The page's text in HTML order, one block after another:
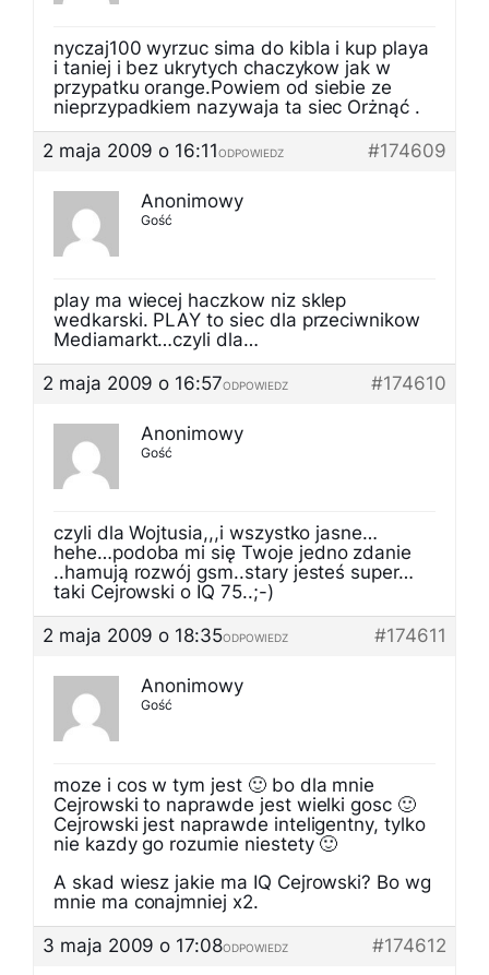
nyczaj100 wyrzuc sima do kibla i kup playa
i taniej i bez ukrytych chaczykow jak w
przypatku orange.Powiem od siebie ze
nieprzypadkiem nazywaja ta siec Orżnąć .
2 maja 2009 o 16:11
#174609
ODPOWIEDZ
Anonimowy
Gość
play ma wiecej haczkow niz sklep
wedkarski. PLAY to siec dla przeciwnikow
Mediamarkt…czyli dla…
2 maja 2009 o 16:57
#174610
ODPOWIEDZ
Anonimowy
Gość
czyli dla Wojtusia,,,i wszystko jasne…
hehe…podoba mi się Twoje jedno zdanie
..hamują rozwój gsm..stary jesteś super…
taki Cejrowski o IQ 75..;-)
2 maja 2009 o 18:35
#174611
ODPOWIEDZ
Anonimowy
Gość
moze i cos w tym jest 🙂 bo dla mnie
Cejrowski to naprawde jest wielki gosc 🙂
Cejrowski jest naprawde inteligentny, tylko
nie kazdy go rozumie niestety 🙂
A skad wiesz jakie ma IQ Cejrowski? Bo wg
mnie ma conajmniej x2.
3 maja 2009 o 17:08
#174612
ODPOWIEDZ